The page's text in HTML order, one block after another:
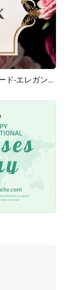
インド-結婚式-招待状-グリーティングカード-エレガント-ヴィンテージ